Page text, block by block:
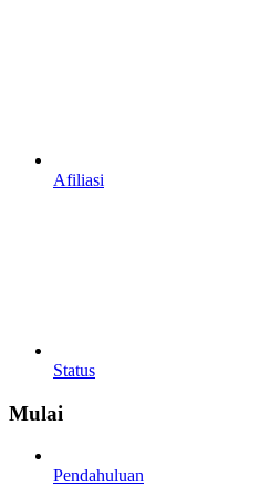
Afiliasi
Status
Mulai
Pendahuluan